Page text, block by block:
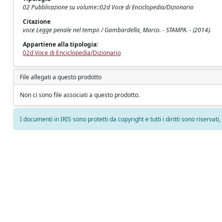
02 Pubblicazione su volume::02d Voce di Enciclopedia/Dizionario
Citazione
voce Legge penale nel tempo / Gambardella, Marco. - STAMPA. - (2014).
Appartiene alla tipologia:
02d Voce di Enciclopedia/Dizionario
File allegati a questo prodotto
Non ci sono file associati a questo prodotto.
I documenti in IRIS sono protetti da copyright e tutti i diritti sono